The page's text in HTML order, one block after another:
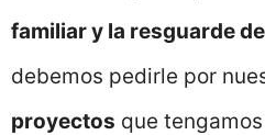
familiar y la resguarde
debemos pedirle por
proyectos que